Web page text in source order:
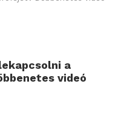
a
videó